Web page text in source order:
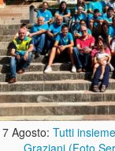
7 Agosto: Tutti
Graziani (Foto